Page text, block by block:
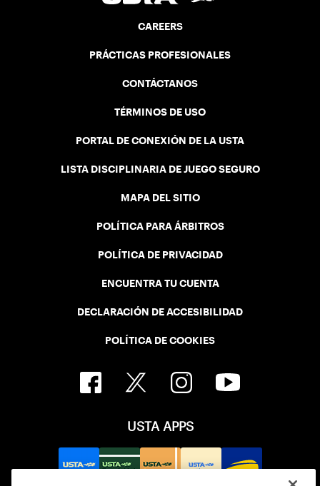
CAREERS
PRÁCTICAS PROFESIONALES
CONTÁCTANOS
TÉRMINOS DE USO
PORTAL DE CONEXIÓN DE LA USTA
LISTA DISCIPLINARIA DE JUEGO SEGURO
MAPA DEL SITIO
POLÍTICA PARA ÁRBITROS
POLÍTICA DE PRIVACIDAD
ENCUENTRA TU CUENTA
DECLARACIÓN DE ACCESIBILIDAD
POLÍTICA DE COOKIES
USTA APPS